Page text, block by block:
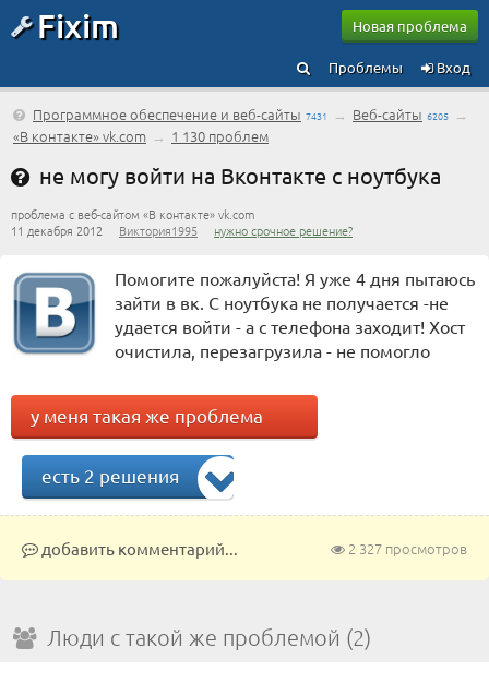
Fixim Новая проблема
Вход
Проблемы
Программное обеспечение и веб-сайты 7431 → Веб-сайты 6205 →
«В контакте» vk.com → 1 130 проблем
не могу войти на Вконтакте с ноутбука
проблема с веб-сайтом «В контакте» vk.com
11 декабря 2012 Виктория1995 нужно срочное решение?
Помогите пожалуйста! Я уже 4 дня пытаюсь
зайти в вк. С ноутбука не получается -не
удается войти - а с телефона заходит! Хост
очистила, перезагрузила - не помогло
у меня такая же проблема
есть 2 решения
2 327 просмотров
добавить комментарий...
Люди с такой же проблемой (2)